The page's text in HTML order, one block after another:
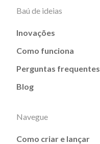
Baú de ideias
Inovações
Como funciona
Perguntas frequentes
Blog
Navegue
Como criar e lançar